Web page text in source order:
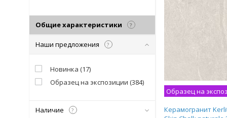
Образец на
Керамогранит
Общие характеристики ?
Наши предложения ?
Новинка (17)
Образец на экспозиции (384)
Наличие ?